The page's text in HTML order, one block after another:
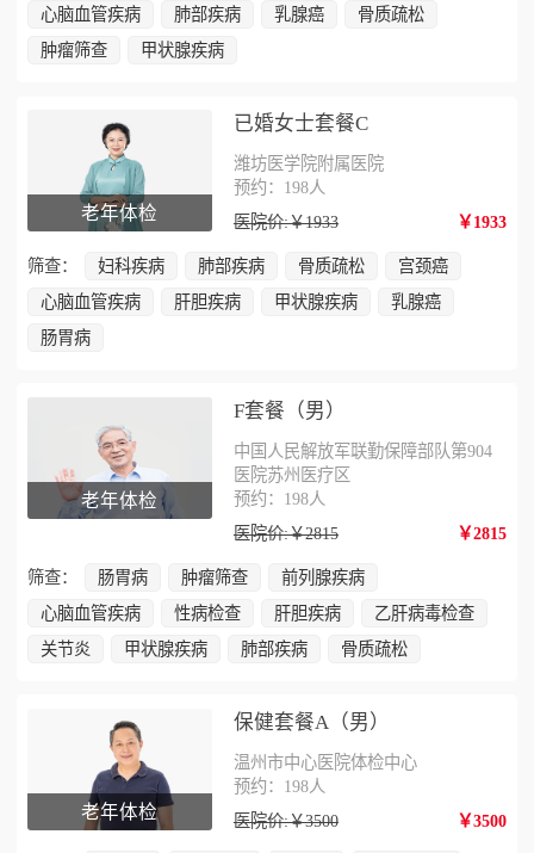
心脑血管疾病
肺部疾病 乳腺癌
骨质疏松
肿瘤筛查
甲状腺疾病
老年体检
已婚女士套餐C
潍坊医学院附属医院
预约：198人
医院价:￥1933
￥1933
筛查： 妇科疾病 肺部疾病 骨质疏松
宫颈癌
心脑血管疾病
肝胆疾病 甲状腺疾病
乳腺癌
肠胃病
老年体检
F套餐（男）
中国人民解放军联勤保障部队第904
医院苏州医疗区
预约：198人
医院价:￥2815
￥2815
筛查： 肠胃病 肿瘤筛查
前列腺疾病
心脑血管疾病
性病检查 肝胆疾病
乙肝病毒检查
关节炎
甲状腺疾病 肺部疾病 骨质疏松
老年体检
保健套餐A（男）
温州市中心医院体检中心
预约：198人
医院价:￥3500
￥3500